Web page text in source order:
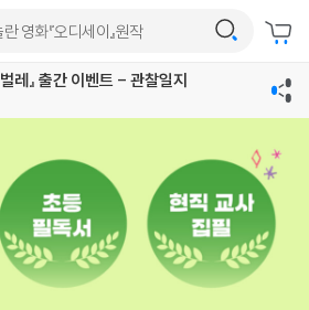
레』 출간 이벤트 - 관찰일지